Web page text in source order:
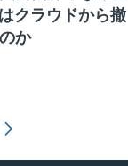
クラウドから撤
か